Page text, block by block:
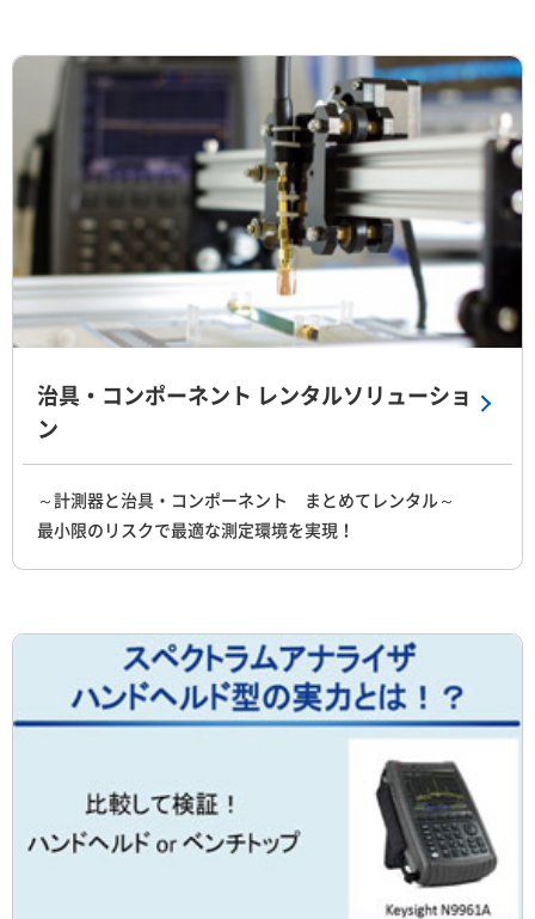
治具・コンポーネント レンタルソリューショ
ン
～計測器と治具・コンポーネント まとめてレンタル～
最小限のリスクで最適な測定環境を実現！